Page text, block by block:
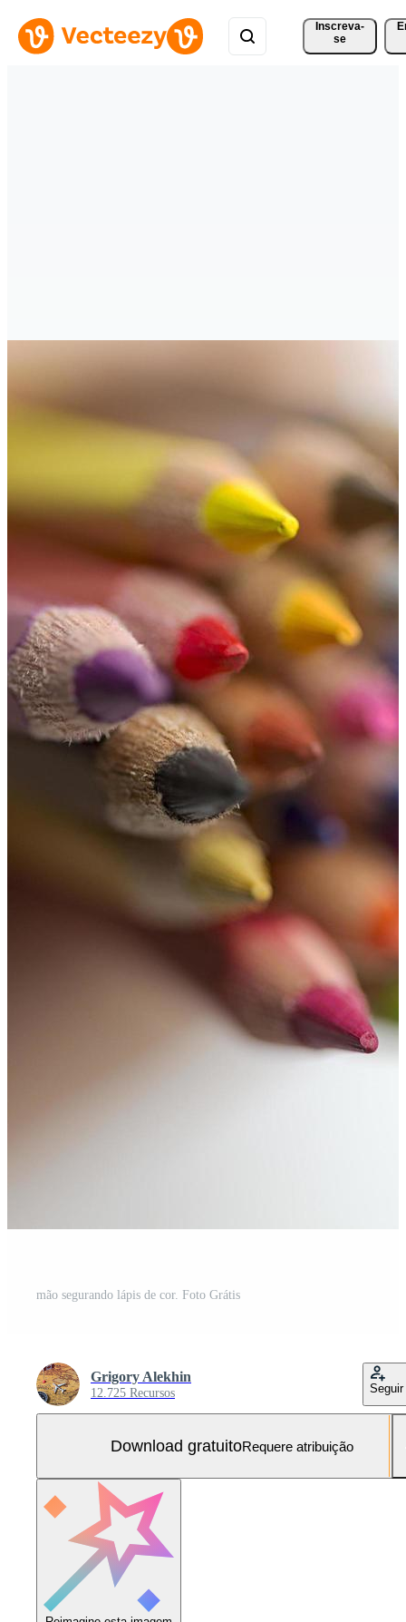
Inscreva-
se
mão segurando lápis de cor. Foto Grátis
Grigory Alekhin
12.725 Recursos Seguir
Download gratuitoRequere atribuição